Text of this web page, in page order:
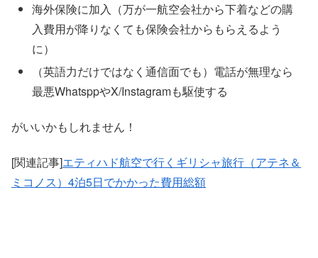
海外保険に加入（万が一航空会社から下着などの購
入費用が降りなくても保険会社からもらえるよう
に）
（英語力だけではなく通信面でも）電話が無理なら
最悪WhatsppやX/Instagramも駆使する
がいいかもしれません！
[関連記事]エティハド航空で行くギリシャ旅行（アテネ＆
ミコノス）4泊5日でかかった費用総額